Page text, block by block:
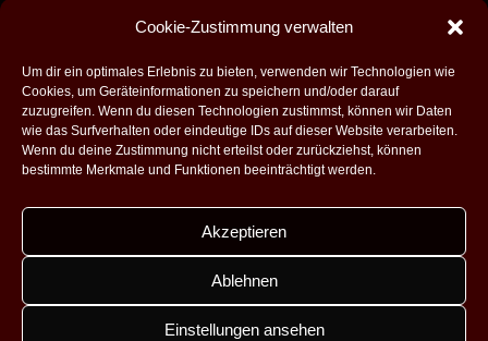
Cookie-Zustimmung verwalten
Um dir ein optimales Erlebnis zu bieten, verwenden wir Technologien wie
Cookies, um Geräteinformationen zu speichern und/oder darauf
zuzugreifen. Wenn du diesen Technologien zustimmst, können wir Daten
wie das Surfverhalten oder eindeutige IDs auf dieser Website verarbeiten.
Wenn du deine Zustimmung nicht erteilst oder zurückziehst, können
bestimmte Merkmale und Funktionen beeinträchtigt werden.
Akzeptieren
Ablehnen
Einstellungen ansehen
Alle Rechte vorbehalten - 2026 -Agentur Erlebnisraum GmbH|
Fabian Theobald - Medienproduktion aus Saarbrücken
FacebookInstagram